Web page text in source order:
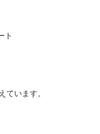
ト
ています。